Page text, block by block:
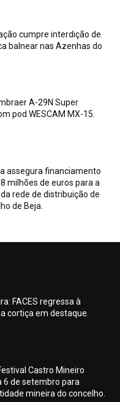
cumpre interdição de
balnear nas Azenhas do
A-29N Super
pod WESCAM MX-15.
assegura financiamento
milhões de euros para a
rede de distribuição de
de Beja.
FACES regressa à
cortiça em destaque.
Castro Mineiro
6 de setembro para
mineira do concelho.